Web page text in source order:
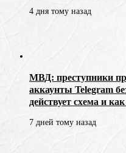
4 дня тому назад
МВД: преступники
аккаунты Telegram
действует схема и
7 дней тому назад